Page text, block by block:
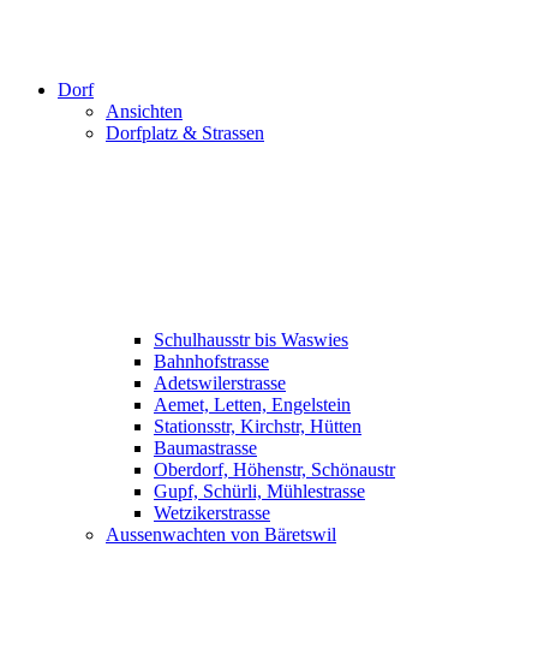
Dorf
Ansichten
Dorfplatz & Strassen
Schulhausstr bis Waswies
Bahnhofstrasse
Adetswilerstrasse
Aemet, Letten, Engelstein
Stationsstr, Kirchstr, Hütten
Baumastrasse
Oberdorf, Höhenstr, Schönaustr
Gupf, Schürli, Mühlestrasse
Wetzikerstrasse
Aussenwachten von Bäretswil